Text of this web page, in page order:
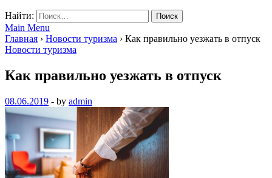
Найти:
Main Menu
Главная › Новости туризма › Как правильно уезжать в отпуск
Новости туризма
Как правильно уезжать в отпуск
08.06.2019 - by admin